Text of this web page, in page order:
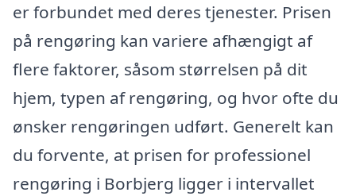
er forbundet med deres tjenester. Prisen
på rengøring kan variere afhængigt af
flere faktorer, såsom størrelsen på dit
hjem, typen af rengøring, og hvor ofte du
ønsker rengøringen udført. Generelt kan
du forvente, at prisen for professionel
rengøring i Borbjerg ligger i intervallet